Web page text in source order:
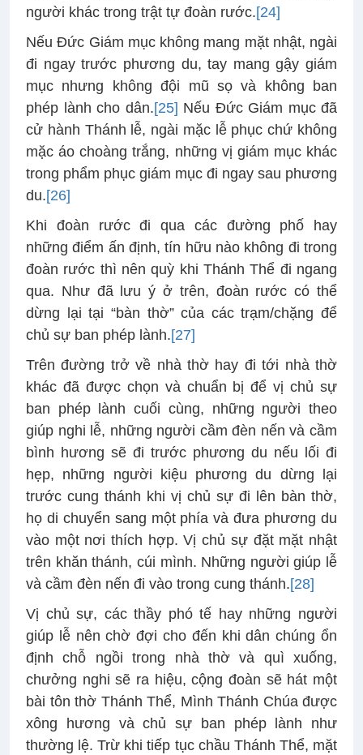
người khác trong trật tự đoàn rước.[24]
Nếu Đức Giám mục không mang mặt nhật, ngài
đi ngay trước phương du, tay mang gậy giám
mục nhưng không đội mũ sọ và không ban
phép lành cho dân.[25] Nếu Đức Giám mục đã
cử hành Thánh lễ, ngài mặc lễ phục chứ không
mặc áo choàng trắng, những vị giám mục khác
trong phẩm phục giám mục đi ngay sau phương
du.[26]
Khi đoàn rước đi qua các đường phố hay
những điểm ấn định, tín hữu nào không đi trong
đoàn rước thì nên quỳ khi Thánh Thể đi ngang
qua. Như đã lưu ý ở trên, đoàn rước có thể
dừng lại tại “bàn thờ” của các trạm/chặng để
chủ sự ban phép lành.[27]
Trên đường trở về nhà thờ hay đi tới nhà thờ
khác đã được chọn và chuẩn bị để vị chủ sự
ban phép lành cuối cùng, những người theo
giúp nghi lễ, những người cầm đèn nến và cầm
bình hương sẽ đi trước phương du nếu lối đi
hẹp, những người kiệu phương du dừng lại
trước cung thánh khi vị chủ sự đi lên bàn thờ,
họ di chuyển sang một phía và đưa phương du
vào một nơi thích hợp. Vị chủ sự đặt mặt nhật
trên khăn thánh, cúi mình. Những người giúp lễ
và cầm đèn nến đi vào trong cung thánh.[28]
Vị chủ sự, các thầy phó tế hay những người
giúp lễ nên chờ đợi cho đến khi dân chúng ổn
định chỗ ngồi trong nhà thờ và quì xuống,
chưởng nghi sẽ ra hiệu, cộng đoàn sẽ hát một
bài tôn thờ Thánh Thể, Mình Thánh Chúa được
xông hương và chủ sự ban phép lành như
thường lệ. Trừ khi tiếp tục chầu Thánh Thể, mặt